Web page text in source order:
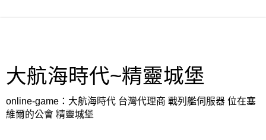
大航海時代~精靈城堡
online-game：大航海時代 台灣代理商 戰列艦伺服器 位在塞
維爾的公會 精靈城堡